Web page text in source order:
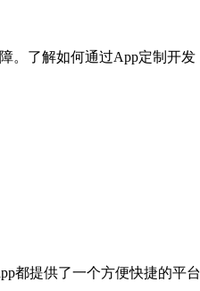
。了解如何通过App定制开
都提供了一个方便快捷的平台